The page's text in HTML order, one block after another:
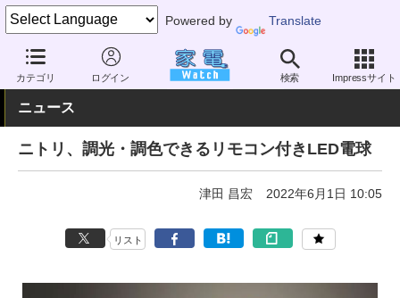
Powered by Translate
カテゴリ ログイン 検索 Impressサイト
家電 Watch 生活家電 照明器具 LED電球
ニュース
ニトリ、調光・調色できるリモコン付きLED電球
津田 昌宏 2022年6月1日 10:05
リスト